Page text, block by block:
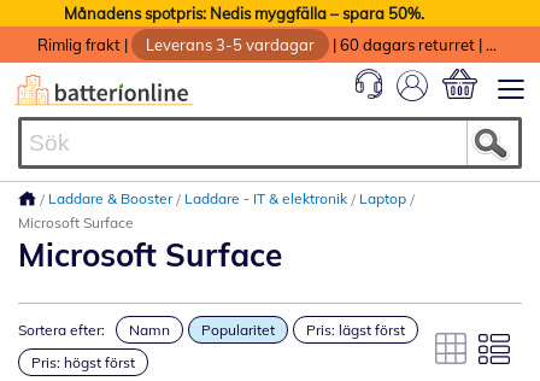
Månadens spotpris: Nedis myggfälla – spara 50%.
Rimlig frakt | Leverans 3-5 vardagar |60 dagars returret |
Laddare & Booster Laddare - IT & elektronik
Laptop
Microsoft Surface
Microsoft Surface
Sortera efter: Namn Popularitet
Pris: lägst först
Pris: högst först